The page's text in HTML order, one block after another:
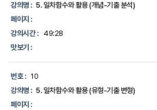
강의명 : 5. 일차함수와 활용 (개념-기출 분석)
페이지 :
강의시간 :
49:28
맛보기 :
번호 : 10
강의명 : 5. 일차함수와 활용 (유형-기출 변형)
페이지 :